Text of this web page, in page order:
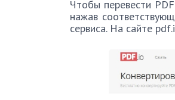
Чтобы перевести
нажав
сервиса. На сайте